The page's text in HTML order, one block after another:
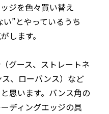
ジを色々買い替え
”とやっているうち
します。
グース、ストレートネ
、ローバンス）など
思います。バンス角の
ディングエッジの具